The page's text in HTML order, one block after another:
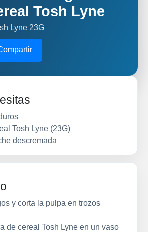
Tosh Lyne
Lyne 23G
Tosh Lyne (23G)
descremada
y corta la pulpa en trozos
de cereal Tosh Lyne en un vaso